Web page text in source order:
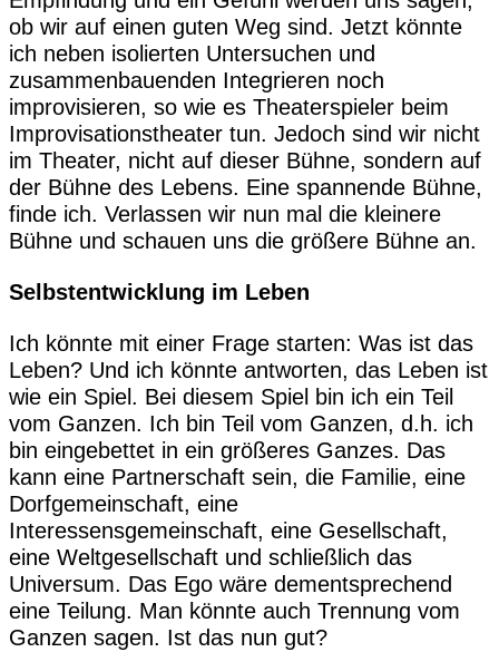
ob wir auf einen guten Weg sind. Jetzt könnte
ich neben isolierten Untersuchen und
zusammenbauenden Integrieren noch
improvisieren, so wie es Theaterspieler beim
Improvisationstheater tun. Jedoch sind wir nicht
im Theater, nicht auf dieser Bühne, sondern auf
der Bühne des Lebens. Eine spannende Bühne,
finde ich. Verlassen wir nun mal die kleinere
Bühne und schauen uns die größere Bühne an.
Selbstentwicklung im Leben
Ich könnte mit einer Frage starten: Was ist das
Leben? Und ich könnte antworten, das Leben ist
wie ein Spiel. Bei diesem Spiel bin ich ein Teil
vom Ganzen. Ich bin Teil vom Ganzen, d.h. ich
bin eingebettet in ein größeres Ganzes. Das
kann eine Partnerschaft sein, die Familie, eine
Dorfgemeinschaft, eine
Interessensgemeinschaft, eine Gesellschaft,
eine Weltgesellschaft und schließlich das
Universum. Das Ego wäre dementsprechend
eine Teilung. Man könnte auch Trennung vom
Ganzen sagen. Ist das nun gut?